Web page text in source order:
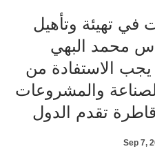
في تهيئة وتأهيل
محمد البهي
يجب الاستفادة من
والمشروعات
تقدم الدول
Sep 7,